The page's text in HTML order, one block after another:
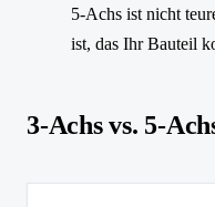
5-Achs ist nicht
ist, das Ihr Bauteil
3-Achs vs. 5-